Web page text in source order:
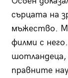
сърцата на
мъжество.
филми с
шотландеца,
правните